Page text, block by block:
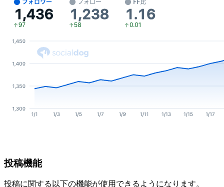
投稿機能
投稿に関する以下の機能が使用できるようになります。